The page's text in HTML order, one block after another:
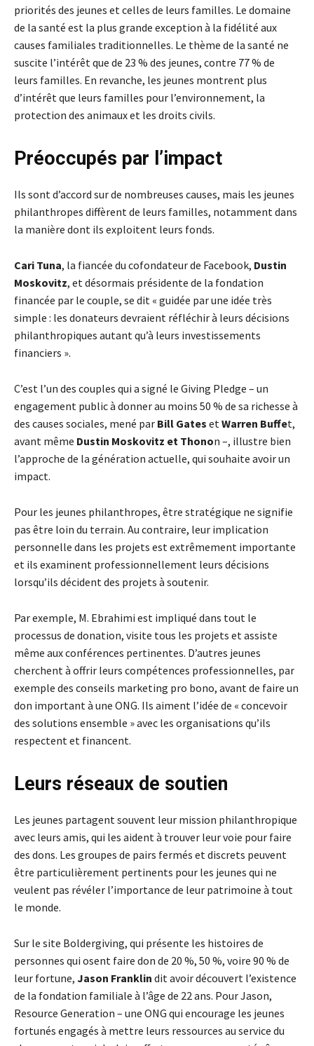
priorités des jeunes et celles de leurs familles. Le domaine
de la santé est la plus grande exception à la fidélité aux
causes familiales traditionnelles. Le thème de la santé ne
suscite l’intérêt que de 23 % des jeunes, contre 77 % de
leurs familles. En revanche, les jeunes montrent plus
d’intérêt que leurs familles pour l’environnement, la
protection des animaux et les droits civils.
Préoccupés par l’impact
Ils sont d’accord sur de nombreuses causes, mais les jeunes
philanthropes diffèrent de leurs familles, notamment dans
la manière dont ils exploitent leurs fonds.
Cari Tuna, la fiancée du cofondateur de Facebook, Dustin
Moskovitz, et désormais présidente de la fondation
financée par le couple, se dit « guidée par une idée très
simple : les donateurs devraient réfléchir à leurs décisions
philanthropiques autant qu’à leurs investissements
financiers ».
C’est l’un des couples qui a signé le Giving Pledge – un
engagement public à donner au moins 50 % de sa richesse à
des causes sociales, mené par Bill Gates et Warren Buffet,
avant même Dustin Moskovitz et Thonon –, illustre bien
l’approche de la génération actuelle, qui souhaite avoir un
impact.
Pour les jeunes philanthropes, être stratégique ne signifie
pas être loin du terrain. Au contraire, leur implication
personnelle dans les projets est extrêmement importante
et ils examinent professionnellement leurs décisions
lorsqu’ils décident des projets à soutenir.
Par exemple, M. Ebrahimi est impliqué dans tout le
processus de donation, visite tous les projets et assiste
même aux conférences pertinentes. D’autres jeunes
cherchent à offrir leurs compétences professionnelles, par
exemple des conseils marketing pro bono, avant de faire un
don important à une ONG. Ils aiment l’idée de « concevoir
des solutions ensemble » avec les organisations qu’ils
respectent et financent.
Leurs réseaux de soutien
Les jeunes partagent souvent leur mission philanthropique
avec leurs amis, qui les aident à trouver leur voie pour faire
des dons. Les groupes de pairs fermés et discrets peuvent
être particulièrement pertinents pour les jeunes qui ne
veulent pas révéler l’importance de leur patrimoine à tout
le monde.
Sur le site Boldergiving, qui présente les histoires de
personnes qui osent faire don de 20 %, 50 %, voire 90 % de
leur fortune, Jason Franklin dit avoir découvert l’existence
de la fondation familiale à l’âge de 22 ans. Pour Jason,
Resource Generation – une ONG qui encourage les jeunes
fortunés engagés à mettre leurs ressources au service du